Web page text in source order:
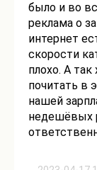
было и во
реклама о
интернет
скорости
плохо. А
почитать в
нашей
недешёвых